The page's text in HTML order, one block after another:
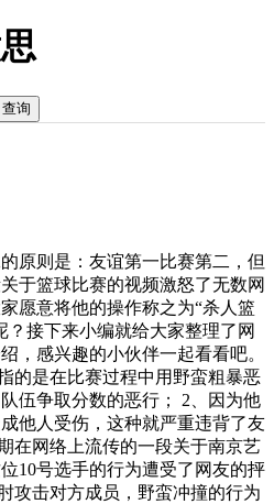
查询
原则是：友谊第一比赛第二，但
于篮球比赛的视频激怒了无数网
愿意将他的操作称之为“杀人篮
？接下来小编就给大家整理了网
，感兴趣的小伙伴一起看看吧。
的是在比赛过程中用野蛮粗暴恶
伍争取分数的恶行； 2、因为他
他人受伤，这种就严重违背了友
在网络上流传的一段关于南京艺
10号选手的行为遭受了网友的抨
攻击对方成员，野蛮冲撞的行为